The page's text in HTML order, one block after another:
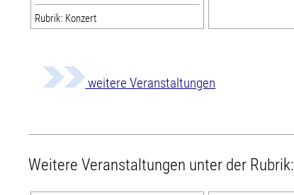
Rubrik: Konzert
weitere Veranstaltungen
Weitere Veranstaltungen unter der Rubrik: